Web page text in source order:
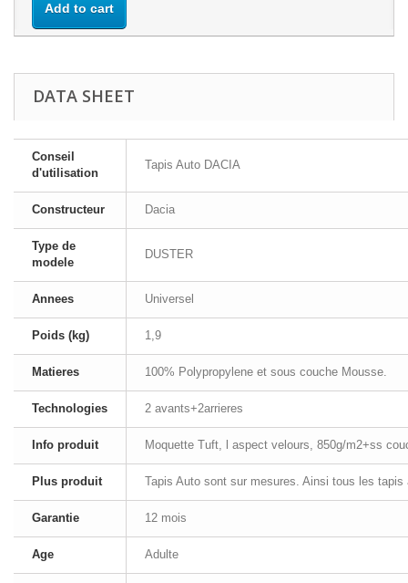
Add to cart
DATA SHEET
Conseil
d'utilisation
Tapis Auto DACIA
Constructeur Dacia
Type de
modele
DUSTER
Annees Universel
Poids (kg) 1,9
Matieres 100% Polypropylene et sous couche Mousse.
Technologies 2 avants+2arrieres
Info produit Moquette Tuft, l aspect velours, 850g/m2+ss
Plus produit Tapis Auto sont sur mesures. Ainsi tous les
Garantie 12 mois
Age Adulte